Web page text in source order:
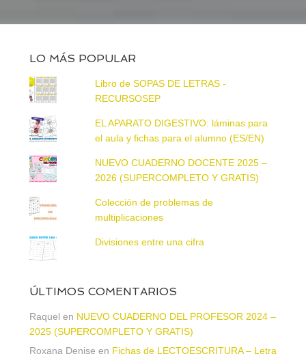
LO MÁS POPULAR
Libro de SOPAS DE LETRAS -
RECURSOSEP
EL APARATO DIGESTIVO: láminas para
el aula y fichas para el alumno (ES/EN)
NUEVO CUADERNO DOCENTE 2025 –
2026 (SUPERCOMPLETO Y GRATIS)
Colección de problemas de
multiplicaciones
Divisiones entre una cifra
ÚLTIMOS COMENTARIOS
Raquel en NUEVO CUADERNO DEL PROFESOR 2024 –
2025 (SUPERCOMPLETO Y GRATIS)
Roxana Denise en Fichas de LECTOESCRITURA – Letra